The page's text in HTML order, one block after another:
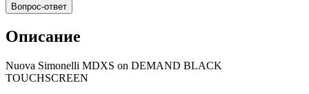
Вопрос-ответ
Описание
Nuova Simonelli MDXS on DEMAND BLACK
TOUCHSCREEN